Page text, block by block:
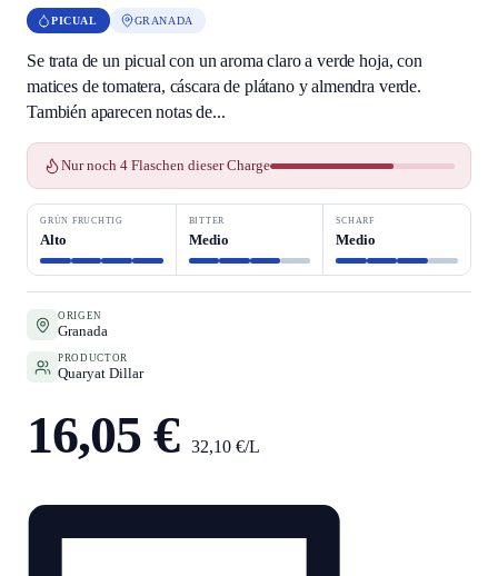
PICUAL GRANADA
Se trata de un picual con un aroma claro a verde hoja, con
matices de tomatera, cáscara de plátano y almendra verde.
También aparecen notas de...
Nur noch 4 Flaschen dieser Charge
GRÜN FRUCHTIG
Alto
BITTER
Medio
SCHARF
Medio
ORIGEN
Granada
PRODUCTOR
Quaryat Dillar
16,05 €32,10 €/L